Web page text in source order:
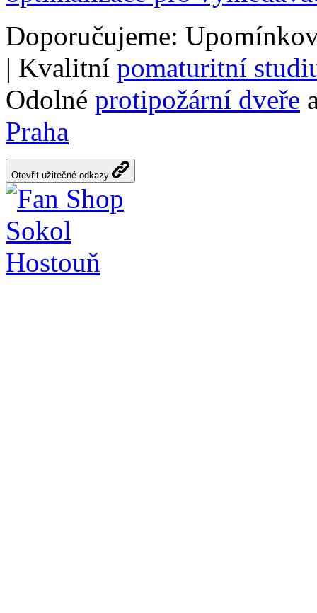
Doporučujeme:
| Kvalitní pomaturitní
Odolné protipožární dveře
Praha
Otevřit užitečné odkazy